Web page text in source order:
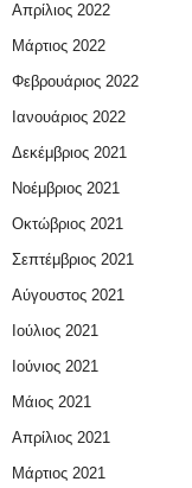
Απρίλιος 2022
Μάρτιος 2022
Φεβρουάριος 2022
Ιανουάριος 2022
Δεκέμβριος 2021
Νοέμβριος 2021
Οκτώβριος 2021
Σεπτέμβριος 2021
Αύγουστος 2021
Ιούλιος 2021
Ιούνιος 2021
Μάιος 2021
Απρίλιος 2021
Μάρτιος 2021